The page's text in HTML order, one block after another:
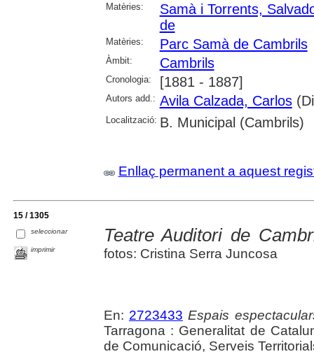
Matèries:
Samà i Torrents,
de
Matèries: Parc Samà de Cambrils
Àmbit: Cambrils
Cronologia: [1881 - 1887]
Autors add.: Avila Calzada, Carlos
Localització: B. Municipal (Cambrils)
Enllaç permanent a aquest
15 / 1305
seleccionar
imprimir
Teatre Auditori de
fotos: Cristina Serra Juncosa
En: 2723433 Espais
Tarragona : Generalitat de
de Comunicació, Serveis